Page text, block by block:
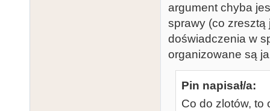
argument chyba
sprawy (co zresztą
doświadczenia w
organizowane są
Pin napisał/a:
Co do zlotów, to